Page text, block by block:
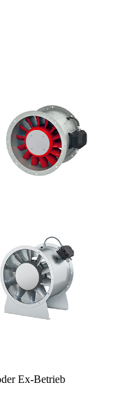
Ex-Betrieb